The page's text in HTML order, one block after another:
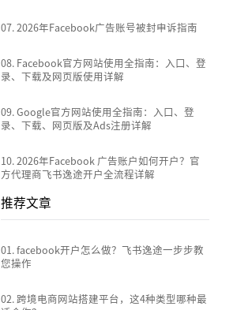
07.2026年Facebook广告账号被封申诉指南
08. Facebook官方网站使用全指南：入口、登
录、下载及网页版使用详解
09.Google官方网站使用全指南：入口、登
录、下载、网页版及Ads注册详解
10.2026年Facebook 广告账户如何开户？官
方代理商飞书逸途开户全流程详解
推荐文章
01.facebook开户怎么做？飞书逸途一步步教
您操作
02. 跨境电商网站搭建平台，这4种类型哪种最